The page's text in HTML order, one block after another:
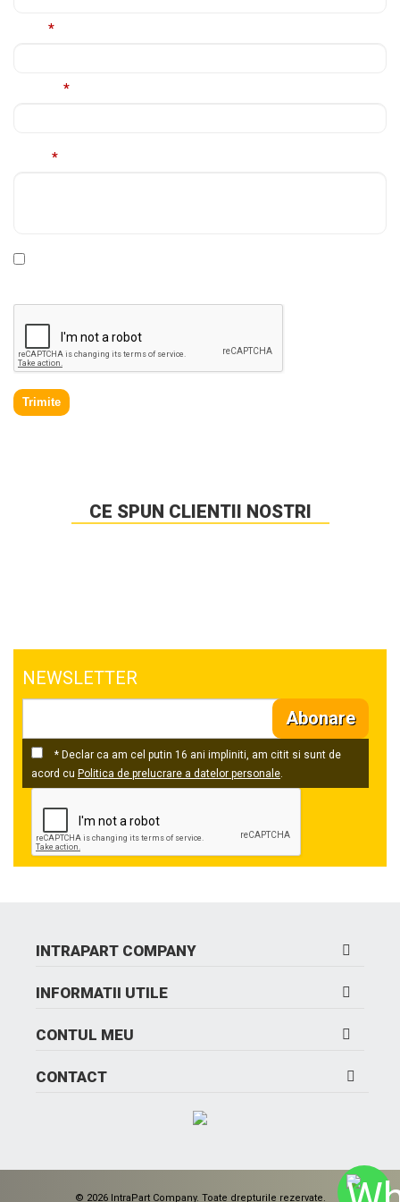
*
*
*
Trimite
CE SPUN CLIENTII NOSTRI
NEWSLETTER
Abonare
* Declar ca am cel putin 16 ani impliniti, am citit si sunt de
acord cu Politica de prelucrare a datelor personale.
INTRAPART COMPANY
INFORMATII UTILE
CONTUL MEU
CONTACT
© 2026 IntraPart Company. Toate drepturile rezervate.